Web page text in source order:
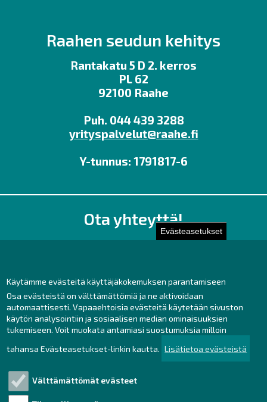
Evästeasetukset
Käytämme evästeitä käyttäjäkokemuksen parantamiseen
Osa evästeistä on välttämättömiä ja ne aktivoidaan
automaattisesti. Vapaaehtoisia evästeitä käytetään sivuston
käytön analysointiin ja sosiaalisen median ominaisuuksien
tukemiseen. Voit muokata antamiasi suostumuksia milloin
tahansa Evästeasetukset-linkin kautta. Lisätietoa evästeistä
Välttämättömät evästeet
Raahen seudun kehitys
Rantakatu 5 D 2. kerros
PL 62
92100 Raahe
Puh. 044 439 3288
yrityspalvelut@raahe.fi
Y-tunnus: 1791817-6
Ota yhteyttä!
Toimisto
Facebook
Instagram
LinkedIn
Tutustu!